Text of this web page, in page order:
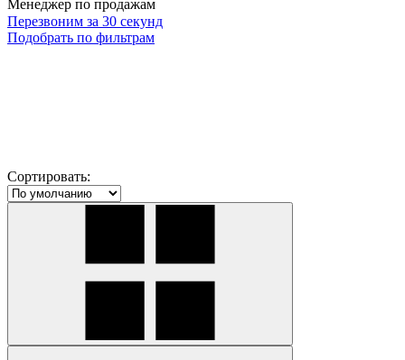
Менеджер по продажам
Перезвоним за 30 секунд
Подобрать по фильтрам
Сортировать: